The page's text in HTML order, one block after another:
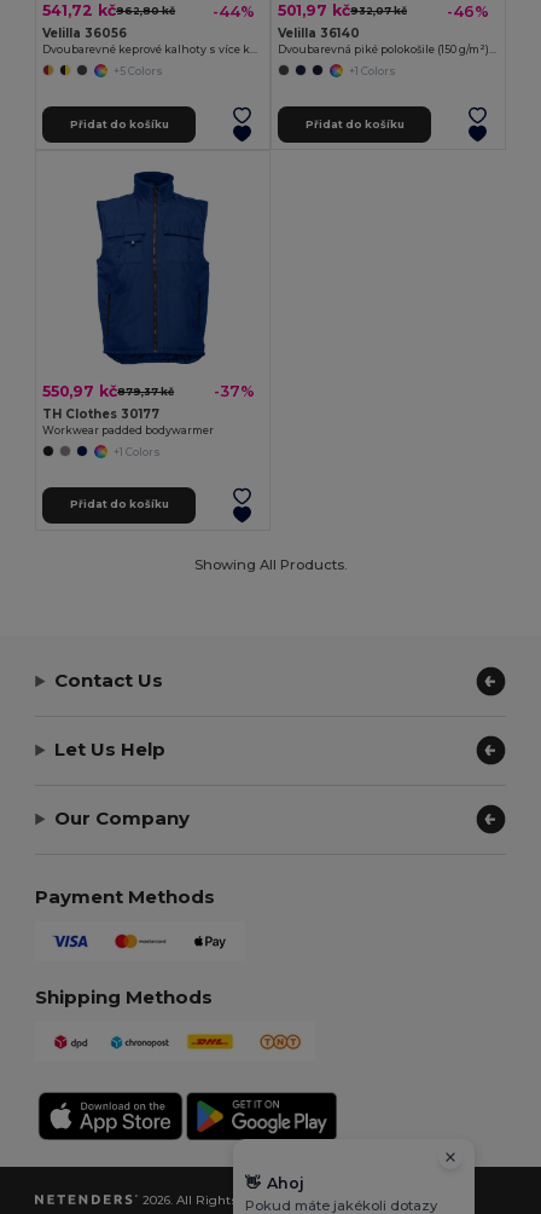
541,72 kč962,80 kč -44%
Velilla 36056
Dvoubarevné keprové kalhoty s více kapsami (210 g/m²), z bavlny (20 %) a polyesteru (80 %)
+5 Colors
Přidat do košíku
501,97 kč932,07 kč -46%
Velilla 36140
Dvoubarevná piké polokošile (150 g/m²) s dlouhým rukávem z bavlny (55 %) a polyesteru (45 %)
+1 Colors
Přidat do košíku
550,97 kč879,37 kč -37%
TH Clothes 30177
Workwear padded bodywarmer
+1 Colors
Přidat do košíku
Showing All Products.
Contact Us
Let Us Help
Our Company
Payment Methods
Shipping Methods
2026. All Rights Reserved
👋 Ahoj
Pokud máte jakékoli dotazy